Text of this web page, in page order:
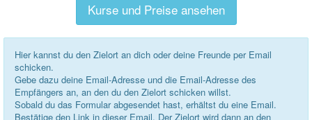
Kurse und Preise ansehen
Hier kannst du den Zielort an dich oder deine Freunde per Email
schicken.
Gebe dazu deine Email-Adresse und die Email-Adresse des
Empfängers an, an den du den Zielort schicken willst.
Sobald du das Formular abgesendet hast, erhältst du eine Email.
Bestätige den Link in dieser Email. Der Zielort wird dann an den